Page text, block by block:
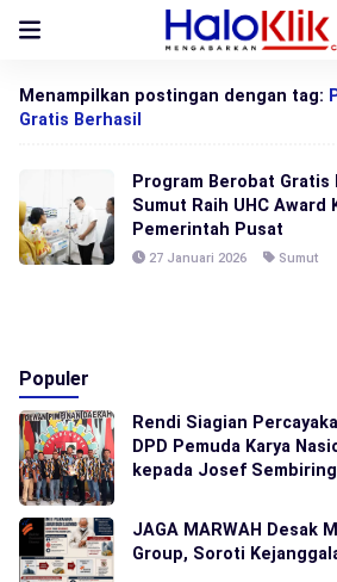
Menampilkan postingan dengan tag:
Gratis Berhasil
Program Berobat Gratis
Sumut Raih UHC Award
Pemerintah Pusat
27 Januari 2026 Sumut
Populer
Rendi Siagian
DPD Pemuda Karya
kepada Josef Sembiring
JAGA MARWAH Desak
Group, Soroti